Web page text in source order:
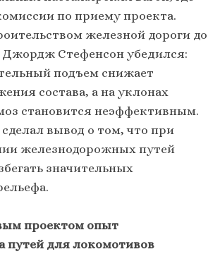
по приему проекта.
железной дороги до
Джордж Стефенсон убедился:
подъем снижает
состава, а на уклонах
становится неэффективным.
вывод о том, что при
железнодорожных путей
значительных
проектом опыт
путей для локомотивов